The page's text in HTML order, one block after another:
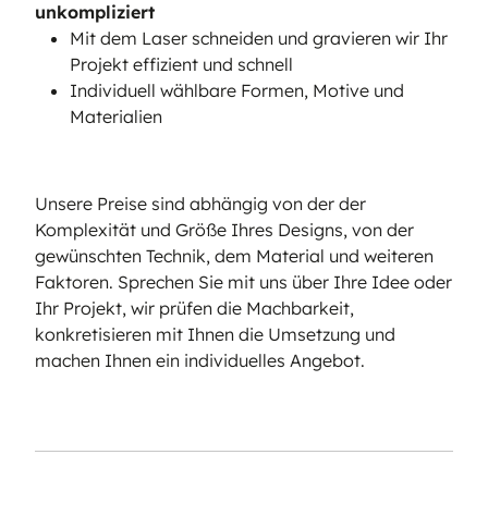
unkompliziert
Mit dem Laser schneiden und gravieren wir Ihr
Projekt effizient und schnell
Individuell wählbare Formen, Motive und
Materialien
Unsere Preise sind abhängig von der der
Komplexität und Größe Ihres Designs, von der
gewünschten Technik, dem Material und weiteren
Faktoren. Sprechen Sie mit uns über Ihre Idee oder
Ihr Projekt, wir prüfen die Machbarkeit,
konkretisieren mit Ihnen die Umsetzung und
machen Ihnen ein individuelles Angebot.